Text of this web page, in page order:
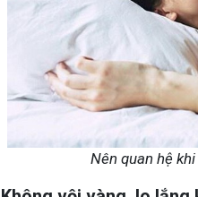
Nên quan hệ